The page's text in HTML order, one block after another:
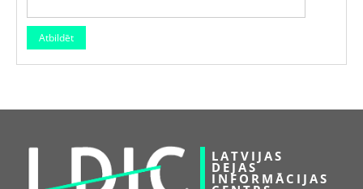
LATVIJAS
DEJAS
INFORMĀCIJAS